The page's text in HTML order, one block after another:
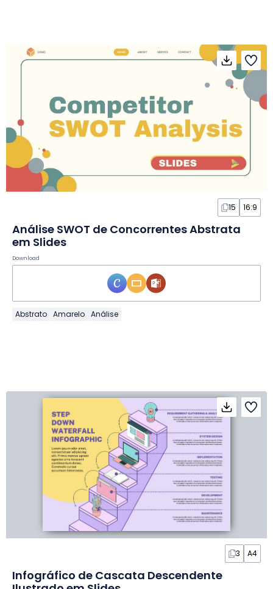
15 16:9
Análise SWOT de Concorrentes Abstrata
em Slides
Download
Abstrato Amarelo Análise
3 A4
Infográfico de Cascata Descendente